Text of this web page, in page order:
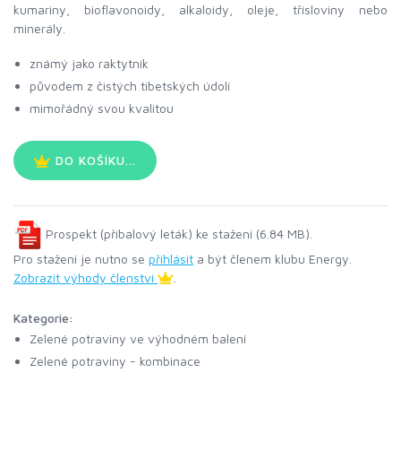
kumariny, bioflavonoidy, alkaloidy, oleje, třísloviny nebo
minerály.
známý jako raktytník
původem z čistých tibetských údolí
mimořádný svou kvalitou
DO KOŠÍKU...
Prospekt (příbalový leták) ke stažení (6.84 MB).
Pro stažení je nutno se přihlásit a být členem klubu Energy.
Zobrazit výhody členství
Kategorie:
Zelené potraviny ve výhodném balení
Zelené potraviny - kombinace